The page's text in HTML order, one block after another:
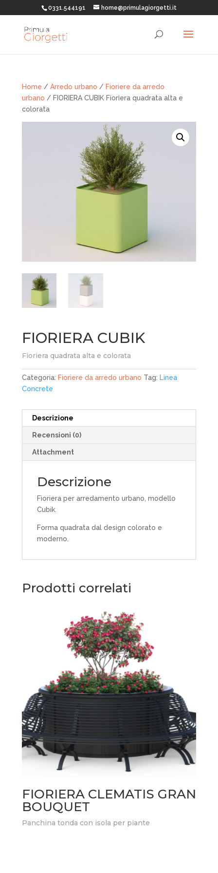
0331.544191 home@primulagiorgetti.it
Home / Arredo urbano / Fioriere da arredo
urbano / FIORIERA CUBIK Fioriera quadrata alta e
colorata
FIORIERA CUBIK
Fioriera quadrata alta e colorata
Categoria: Fioriere da arredo urbano Tag: Linea
Concrete
Descrizione
Recensioni (0)
Attachment
Descrizione
Fioriera per arredamento urbano, modello
Cubik.
Forma quadrata dal design colorato e
moderno.
Prodotti correlati
FIORIERA CLEMATIS GRAN
BOUQUET
Panchina tonda con isola per piante